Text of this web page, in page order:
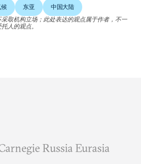
东亚
中国大陆
取机构立场；此处表达的观点属于作者，不一
人的观点。
Russia Eurasia